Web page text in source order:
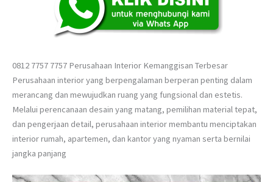
0812 7757 7757 Perusahaan Interior Kemanggisan Terbesar
Perusahaan interior yang berpengalaman berperan penting dalam
merancang dan mewujudkan ruang yang fungsional dan estetis.
Melalui perencanaan desain yang matang, pemilihan material tepat,
dan pengerjaan detail, perusahaan interior membantu menciptakan
interior rumah, apartemen, dan kantor yang nyaman serta bernilai
jangka panjang